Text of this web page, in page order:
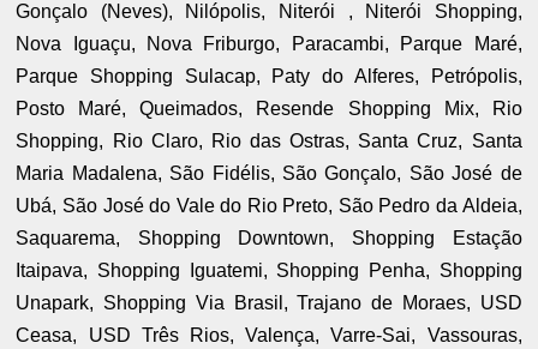
Gonçalo (Neves), Nilópolis, Niterói , Niterói Shopping,
Nova Iguaçu, Nova Friburgo, Paracambi, Parque Maré,
Parque Shopping Sulacap, Paty do Alferes, Petrópolis,
Posto Maré, Queimados, Resende Shopping Mix, Rio
Shopping, Rio Claro, Rio das Ostras, Santa Cruz, Santa
Maria Madalena, São Fidélis, São Gonçalo, São José de
Ubá, São José do Vale do Rio Preto, São Pedro da Aldeia,
Saquarema, Shopping Downtown, Shopping Estação
Itaipava, Shopping Iguatemi, Shopping Penha, Shopping
Unapark, Shopping Via Brasil, Trajano de Moraes, USD
Ceasa, USD Três Rios, Valença, Varre-Sai, Vassouras,